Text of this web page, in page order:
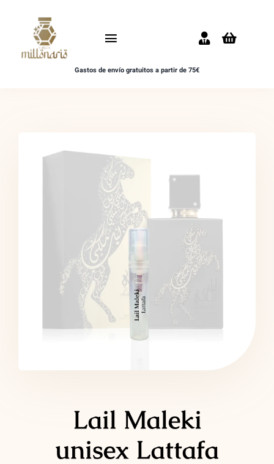
contenido
Toggle
Navigation
UNISEX
Gastos de envío gratuitos a partir de 75€
Lail Maleki
unisex Lattafa